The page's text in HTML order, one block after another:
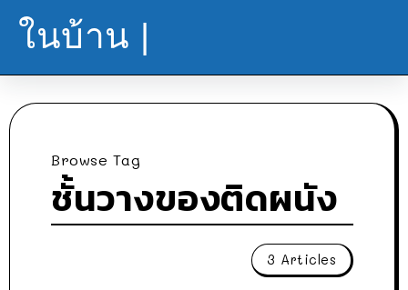
ในบ้าน |
Browse Tag
ชั้นวางของติดผนัง
3 Articles